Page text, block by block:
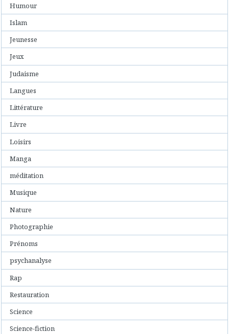
Humour
Islam
Jeunesse
Jeux
Judaisme
Langues
Littérature
Livre
Loisirs
Manga
méditation
Musique
Nature
Photographie
Prénoms
psychanalyse
Rap
Restauration
Science
Science-fiction